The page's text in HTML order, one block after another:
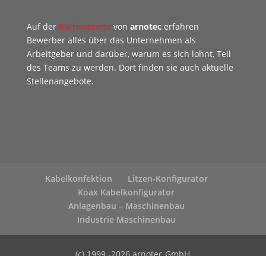
Auf der Karriereseitevon arnotecerfahren
Bewerber alles über das Unternehmen als
Arbeitgeber und darüber, warum es sich lohnt, Teil
des Teams zu werden. Dort finden sie auch aktuelle
Stellenangebote.
Kabelkonfektion
Litzen-Konfigurator
Koax Kabelkonfigurator
Anlagenbau – Maschinenbau
Industrie Maschinenbau